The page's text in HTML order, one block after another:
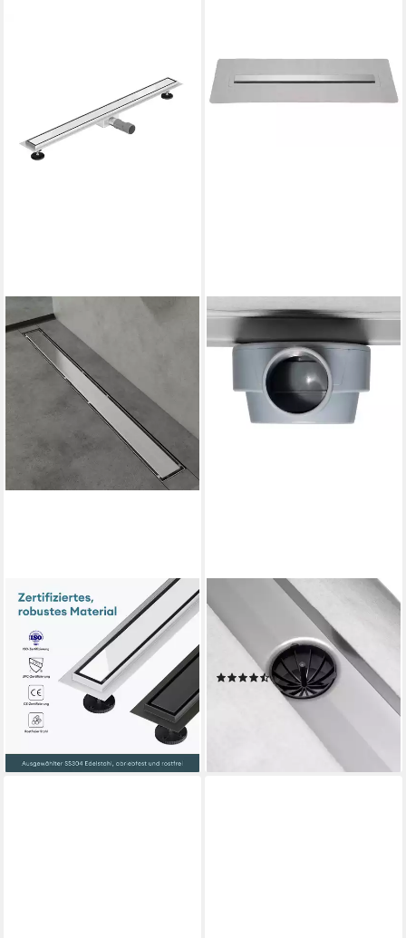
MAI & MAI
Duschrinne Bodenablauf aus
Edelstahl komplettset
Ablaufrinne Haarsieb KE110
ab 46,95 € UVP56,34 €
-17%
lieferbar - in 2-3 Werktagen bei dir
Duschrinne, Duschablauf, inkl.
Edelstahlabdeckung, mit
Randablauf
(6)
UVP189,99 €
lieferbar - in 3-4 Werktagen bei dir